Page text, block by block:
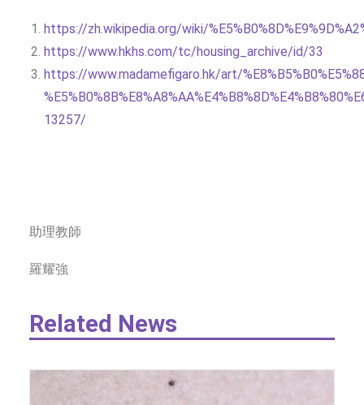
https://zh.wikipedia.org/wiki/
https://www.hkhs.com/tc/housing_archive/id/33
https://www.madamefigaro.hk/art/
13257/
助理教師
羅耀強
Related News